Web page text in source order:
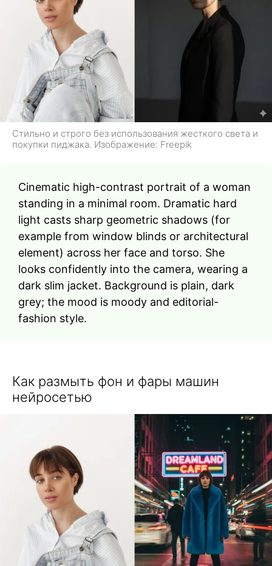
Стильно и строго без использования жесткого света и
покупки пиджака. Изображение: Freepik
Cinematic high-contrast portrait of a woman
standing in a minimal room. Dramatic hard
light casts sharp geometric shadows (for
example from window blinds or architectural
element) across her face and torso. She
looks confidently into the camera, wearing a
dark slim jacket. Background is plain, dark
grey; the mood is moody and editorial-
fashion style.
Как размыть фон и фары машин
нейросетью